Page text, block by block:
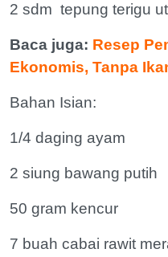
2 sdm tepung terigu
Baca juga: Resep
Ekonomis, Tanpa
Bahan Isian:
1/4 daging ayam
2 siung bawang putih
50 gram kencur
7 buah cabai rawit